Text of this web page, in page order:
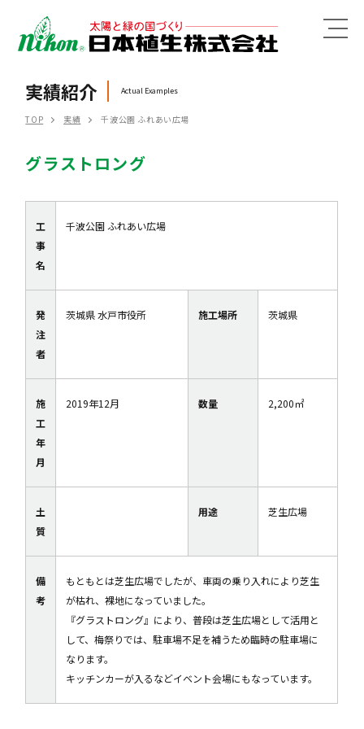
MENU
実績紹介 Actual Examples
TOP 実績 千波公園 ふれあい広場
グラストロング
工
事
名
千波公園 ふれあい広場
発
注
者
茨城県 水戸市役所 施工場所 茨城県
施
工
年
月
2019年12月 数量 2,200㎡
土
質
用途 芝生広場
備
考
もともとは芝生広場でしたが、車両の乗り入れにより芝生
が枯れ、裸地になっていました。
『グラストロング』により、普段は芝生広場として活用と
して、梅祭りでは、駐車場不足を補うため臨時の駐車場に
なります。
キッチンカーが入るなどイベント会場にもなっています。